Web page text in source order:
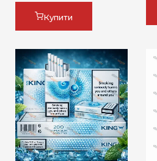
Купити